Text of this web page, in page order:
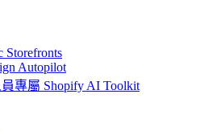
Storefronts
Autopilot
專屬 Shopify AI Toolkit